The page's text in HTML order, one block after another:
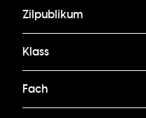
Zilpublikum
Klass
Fach